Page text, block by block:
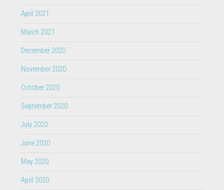
April 2021
March 2021
December 2020
November 2020
October 2020
September 2020
July 2020
June 2020
May 2020
April 2020